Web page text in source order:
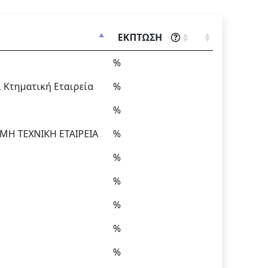
ΕΚΠΤΩΣΗ
%
Εταιρεία
%
%
ΤΕΧΝΙΚΗ ΕΤΑΙΡΕΙΑ
%
%
%
%
%
%